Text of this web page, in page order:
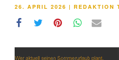
VERÖFFENTLICHT
26. APRIL 2026 | REDAKTION
Link Embed